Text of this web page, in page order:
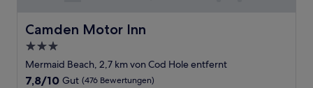
Camden Motor Inn
Camden Motor Inn
3.0-
Sterne-
Unterkunft
Mermaid Beach, 2,7 km von Cod Hole entfernt
7.8
7,8/10 Gut (476 Bewertungen)